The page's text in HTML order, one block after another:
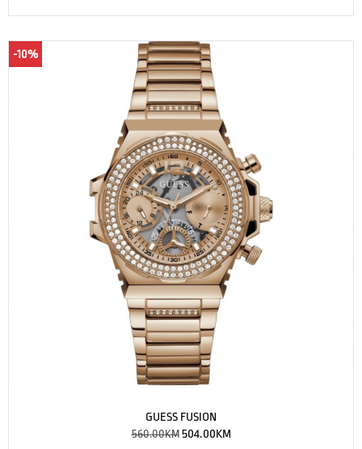
-10%
GUESS FUSION
560.00KM 504.00KM